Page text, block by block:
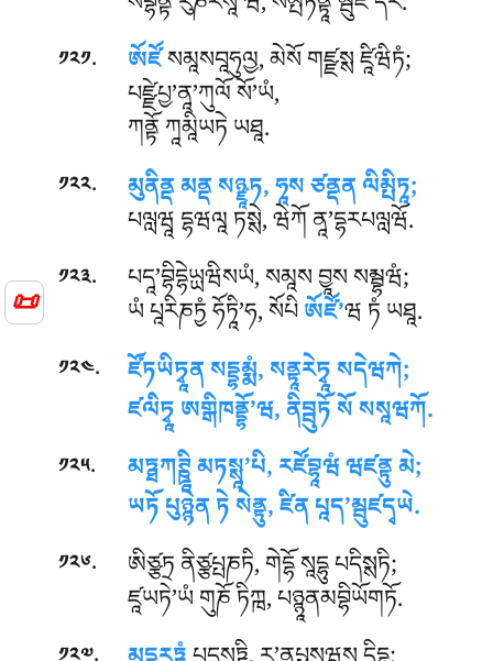
📜
༡༢༡. ཨོཛོསམཱསབཱཧུལྱ, མེསོ གཛྫསྶ ཛཱིཝིཏཾ;
པཛྫེཔྱ’ནཱ’ཀུལོ སོ’ཡཾ,
ཀནྟོ ཀཱམཱིཡཏེ ཡཐཱ.
༡༢༢. མུནིནྡ མནྡ སཉྫཱཏ, ཧཱས ཙནྡན ལིམྤིཏཱ;
པལླཝཱ དྷཝལཱ ཏསྶེ, ཝེཀོ ནཱ’དྷརཔལླཝོ.
༡༢༣. པདཱ’བྷིདྷེཡྻཝིསཡཾ, སམཱས བྱཱས སམྦྷཝཾ;
ཡཾ པཱརིཎཏྱཾ ཧོཏཱི’ཧ, སོཔིཨོཛོ’ཝ ཏཾ ཡཐཱ.
༡༢༤. ཛོཏཡིཏྭཱན སདྡྷམྨཾ, སནྟཱརེཏྭཱ སདེཝཀེ;
ཛལིཏྭཱ ཨགྒིཁནྡྷོ’ཝ, ནིབྦུཏོ སོ སསཱཝཀོ.
༡༢༥. མཏྠཀཊྛཱི མཏསྶཱ’པི, རཛོབྷཱཝཾ ཝཛནྟུ མེ;
ཡཏོ པུཉྙེན ཏེ སེནྟུ, ཛིན པཱད’མྦུཛདྭཡེ.
༡༢༦. ཨིཙྩཏྲནིཙྩཔྤཎཏི, གེདྷོ སཱདྷུ པདིསྶཏི;
ཛཱཡཏེ’ཡཾ གུཎོ ཏིཀྑ, པཉྙཱནམབྷིཡོགཏོ.